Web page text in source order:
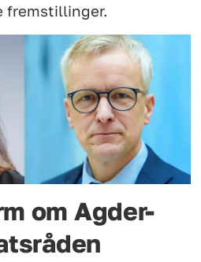
fremstillinger.
om Agder-